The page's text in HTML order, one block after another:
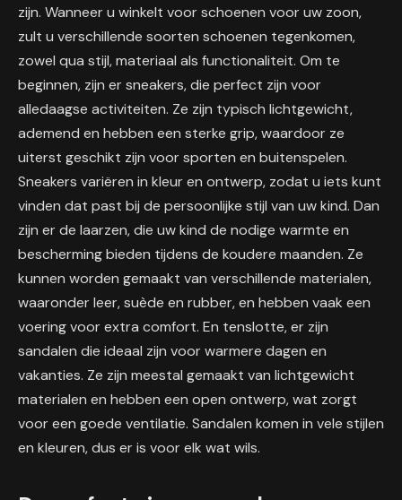
zijn. Wanneer u winkelt voor schoenen voor uw zoon,
zult u verschillende soorten schoenen tegenkomen,
zowel qua stijl, materiaal als functionaliteit. Om te
beginnen, zijn er sneakers, die perfect zijn voor
alledaagse activiteiten. Ze zijn typisch lichtgewicht,
ademend en hebben een sterke grip, waardoor ze
uiterst geschikt zijn voor sporten en buitenspelen.
Sneakers variëren in kleur en ontwerp, zodat u iets kunt
vinden dat past bij de persoonlijke stijl van uw kind. Dan
zijn er de laarzen, die uw kind de nodige warmte en
bescherming bieden tijdens de koudere maanden. Ze
kunnen worden gemaakt van verschillende materialen,
waaronder leer, suède en rubber, en hebben vaak een
voering voor extra comfort. En tenslotte, er zijn
sandalen die ideaal zijn voor warmere dagen en
vakanties. Ze zijn meestal gemaakt van lichtgewicht
materialen en hebben een open ontwerp, wat zorgt
voor een goede ventilatie. Sandalen komen in vele stijlen
en kleuren, dus er is voor elk wat wils.